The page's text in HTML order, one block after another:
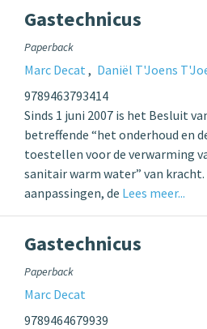
Gastechnicus
Paperback
Marc Decat Daniël T'Joens
9789463793414
Sinds 1 juni 2007 is het Besluit
betreffende “het onderhoud en
toestellen voor de verwarming
sanitair warm water” van
aanpassingen, de Lees meer...
Gastechnicus
Paperback
Marc Decat
9789464679939